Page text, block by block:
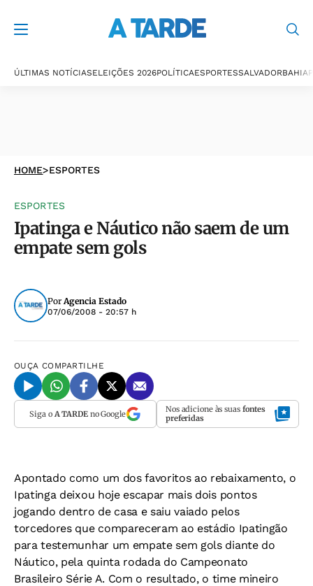
ÚLTIMAS NOTÍCIASELEIÇÕES 2026POLÍTICAESPORTESSALVADORBAHIA
HOME>ESPORTES
ESPORTES
Ipatinga e Náutico não saem de um
empate sem gols
PorAgencia Estado
07/06/2008 - 20:57 h
OUÇA COMPARTILHE
Siga o A TARDEno Google Nos adicione às suas fontes
preferidas
Apontado como um dos favoritos ao rebaixamento, o
Ipatinga deixou hoje escapar mais dois pontos
jogando dentro de casa e saiu vaiado pelos
torcedores que compareceram ao estádio Ipatingão
para testemunhar um empate sem gols diante do
Náutico, pela quinta rodada do Campeonato
Brasileiro Série A. Com o resultado, o time mineiro